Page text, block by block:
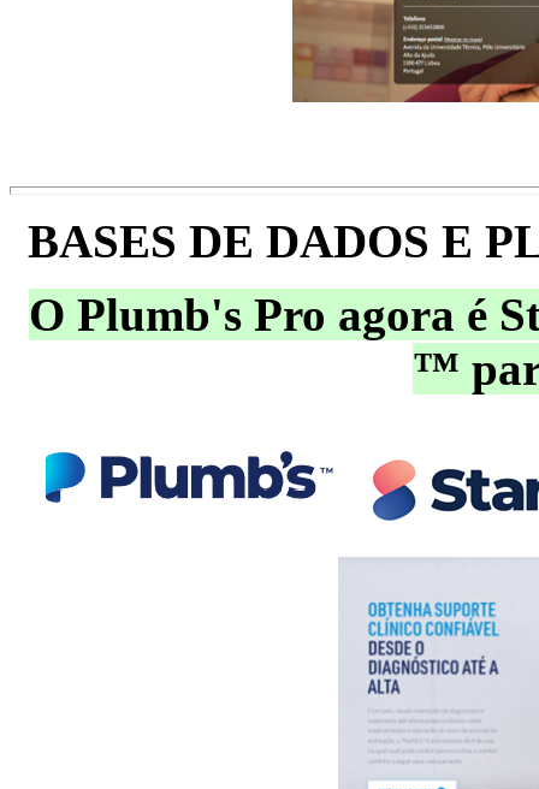
BASES DE DADOS E
O Plumb's Pro agora é
™